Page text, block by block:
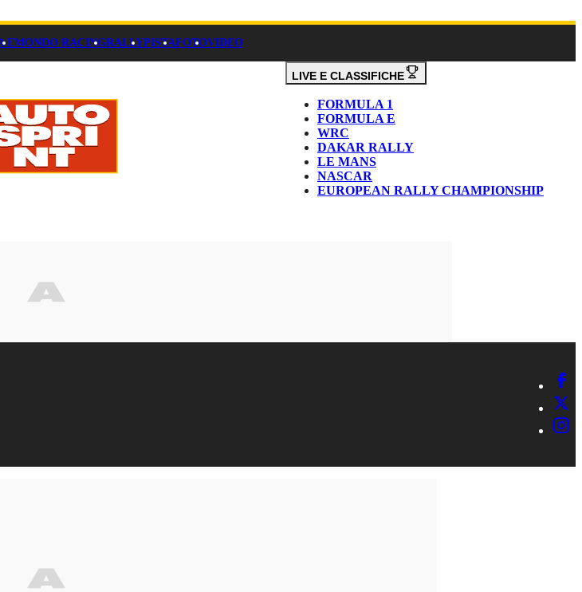
EMONDO RACINGRALLYPISTAFOTOVIDEO
LIVE E CLASSIFICHE
FORMULA 1
FORMULA E
WRC
DAKAR RALLY
LE MANS
NASCAR
EUROPEAN RALLY CHAMPIONSHIP